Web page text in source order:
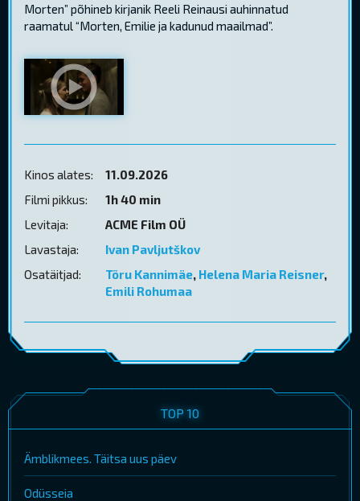
Morten” põhineb kirjanik Reeli Reinausi auhinnatud
raamatul “Morten, Emilie ja kadunud maailmad”.
Kinos alates:
11.09.2026
Filmi pikkus:
1h 40 min
Levitaja:
ACME Film OÜ
Lavastaja:
Ivan Pavljutškov
Osatäitjad:
Tõru Kannimäe, Helena Maria Reisner,
Emili Rohumaa
TOP 10
Ämblikmees. Täitsa uus päev
Odüsseia